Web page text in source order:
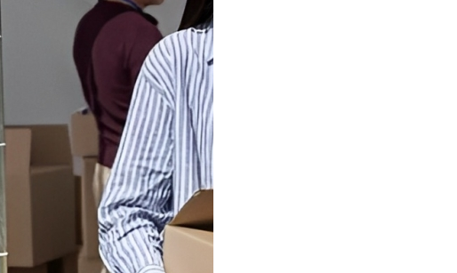
Tik Tok Buat
Jualan, Gimana
Strateginya ?
Baca Juga Cara
Berjualan Di Tiktokshop
TikTok menjadi tempat